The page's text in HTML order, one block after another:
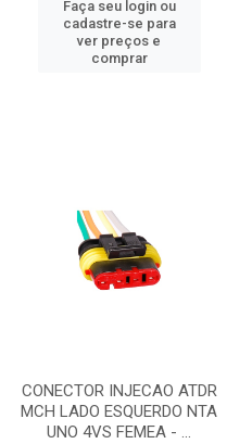
Faça seu login ou
cadastre-se para
ver preços e
comprar
CONECTOR INJECAO ATDR
MCH LADO ESQUERDO NTA
UNO 4VS FEMEA - ...